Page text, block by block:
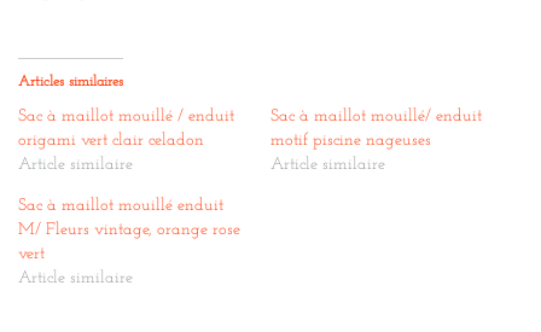
Articles similaires
Sac à maillot mouillé / enduit
origami vert clair celadon
Article similaire
Sac à maillot mouillé/ enduit
motif piscine nageuses
Article similaire
Sac à maillot mouillé enduit
M/ Fleurs vintage, orange rose
vert
Article similaire